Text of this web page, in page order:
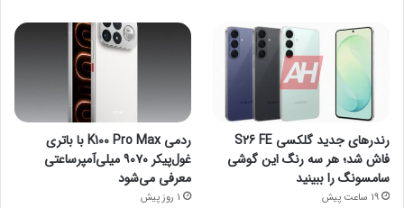
رندرهای جدید گلکسی S26 FE
فاش شد؛ هر سه رنگ این گوشی
سامسونگ را ببینید
19 ساعت پیش
ردمی K100 Pro Max با باتری
غول‌پیکر ۹۰۷۰ میلی‌آمپرساعتی
معرفی می‌شود
1 روز پیش